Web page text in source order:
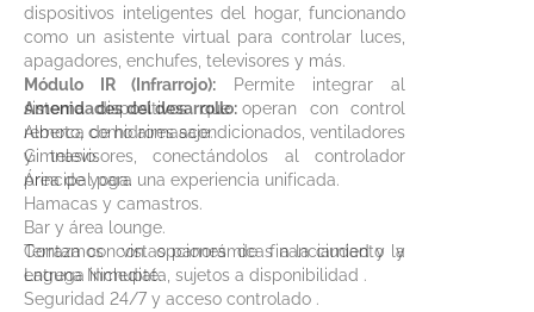
dispositivos inteligentes del hogar, funcionando
como un asistente virtual para controlar luces,
apagadores, enchufes, televisores y más.
Módulo IR (Infrarrojo): Permite integrar al
sistema dispositivos que operan con control
remoto, como aires acondicionados, ventiladores
y televisores, conectándolos al controlador
principal para una experiencia unificada.
Amenidades del desarrollo:
Alberca de hidromasaje.
Gimnasio.
Área de yoga.
Hamacas y camastros.
Bar y área lounge.
Terraza con vistas panorámicas a la ciudad y la
Laguna Nichupté.
Seguridad 24/7 y acceso controlado .
Contamos con opciones de financiamiento y
entrega inmediata, sujetos a disponibilidad .